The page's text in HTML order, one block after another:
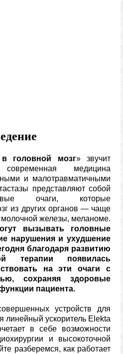
в головной мозг» звучит
медицина
и малотравматичными
представляют собой
очаги, которые
из других органов — чаще
молочной железы, меланоме.
вызывать головные
нарушения и ухудшение
благодаря развитию
терапии появилась
на эти очаги с
сохраняя здоровые
пациента.
устройств для
линейный ускоритель Elekta
в себе возможности
и высокоточной
разберемся, как работает